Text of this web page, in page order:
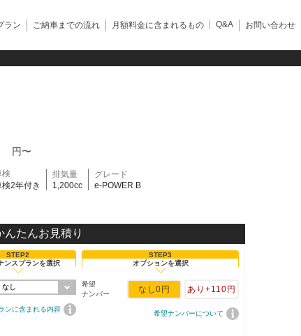
ラン ご納車までの流れ 月額料金に含まれるもの Q&A お問い合わせ
円〜
検
検2年付き
排気量
1,200cc
グレード
e-POWER B
んたんお見積り
STEP2
ンスプランを選択
なし
ンに含まれる内容
STEP3
オプションを選択
希望
ナンバー
なし0円 あり +110円
希望ナンバーについて